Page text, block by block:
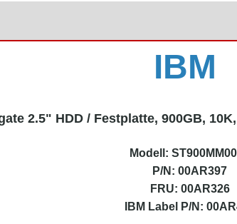
IBM
2.5" HDD / Festplatte, 900GB,
Modell:
P/N: 00AR397
FRU: 00AR326
IBM Label P/N: